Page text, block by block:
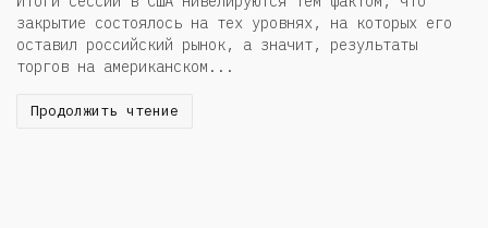
закрытие состоялось на тех уровнях, на которых его
оставил российский рынок, а значит, результаты
торгов на американском...
Продолжить чтение